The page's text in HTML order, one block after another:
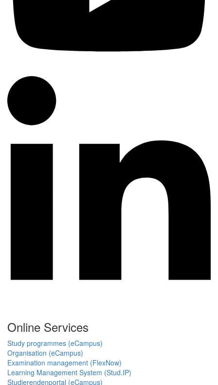
Online Services
Study programmes (eCampus)
Organisation (eCampus)
Examination management (FlexNow)
Learning Management System (Stud.IP)
Studierendenportal (eCampus)